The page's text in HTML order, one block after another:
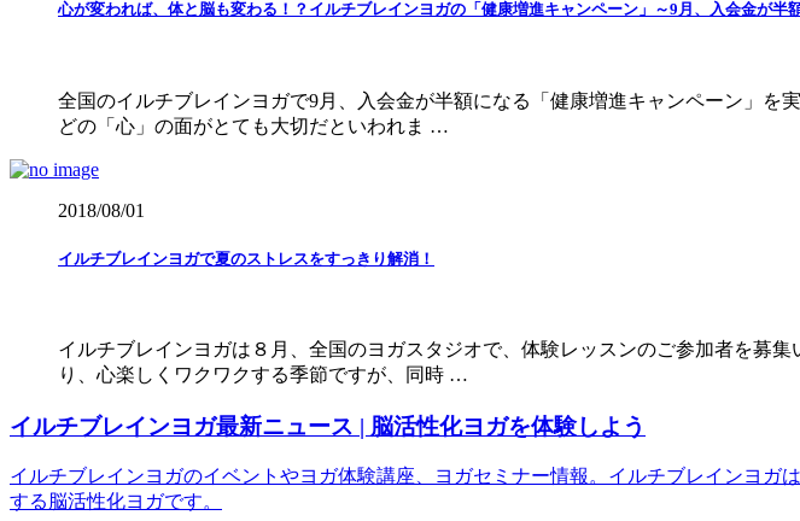
心が変われば、体と脳も変わる！？イルチブレインヨガの「健康増進キャンペーン」～9月、入会金が半
全国のイルチブレインヨガで9月、入会金が半額になる「健康増進キャンペーン」
どの「心」の面がとても大切だといわれま …
2018/08/01
イルチブレインヨガで夏のストレスをすっきり解消！
イルチブレインヨガは８月、全国のヨガスタジオで、体験レッスンのご参加者を募
り、心楽しくワクワクする季節ですが、同時 …
イルチブレインヨガ最新ニュース | 脳活性化ヨガを体験しよう
イルチブレインヨガのイベントやヨガ体験講座、ヨガセミナー情報。イルチブレインヨ
する脳活性化ヨガです。